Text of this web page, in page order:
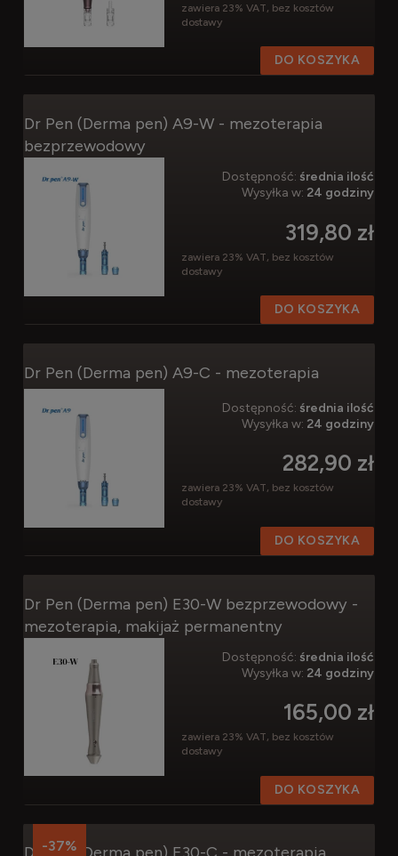
zawiera 23% VAT, bez kosztów
dostawy
DO KOSZYKA
Dr Pen (Derma pen) A9-W - mezoterapia
bezprzewodowy
Dostępność: średnia ilość
Wysyłka w: 24 godziny
319,80 zł
zawiera 23% VAT, bez kosztów
dostawy
DO KOSZYKA
Dr Pen (Derma pen) A9-C - mezoterapia
Dostępność: średnia ilość
Wysyłka w: 24 godziny
282,90 zł
zawiera 23% VAT, bez kosztów
dostawy
DO KOSZYKA
Dr Pen (Derma pen) E30-W bezprzewodowy -
mezoterapia, makijaż permanentny
Dostępność: średnia ilość
Wysyłka w: 24 godziny
165,00 zł
zawiera 23% VAT, bez kosztów
dostawy
DO KOSZYKA
-37%